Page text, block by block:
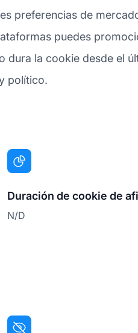
preferencias de
puedes
dura la cookie desde el
político.
Duración de cookie de
N/D